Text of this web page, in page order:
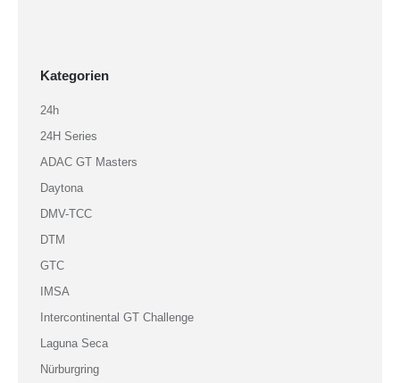
Kategorien
24h
24H Series
ADAC GT Masters
Daytona
DMV-TCC
DTM
GTC
IMSA
Intercontinental GT Challenge
Laguna Seca
Nürburgring